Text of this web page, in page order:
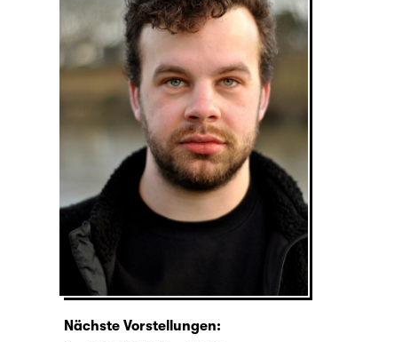
Nächste Vorstellungen: